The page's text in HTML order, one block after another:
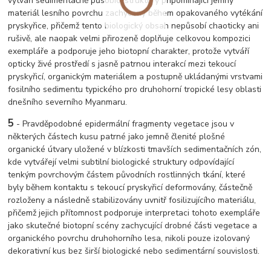
materiál lesního povrchu zachycený během opakovaného vytékání
pryskyřice, přičemž tento biologický obsah nepůsobí chaoticky ani
rušivě, ale naopak velmi přirozeně doplňuje celkovou kompozici
exempláře a podporuje jeho biotopní charakter, protože vytváří
opticky živé prostředí s jasně patrnou interakcí mezi tekoucí
pryskyřicí, organickým materiálem a postupně ukládanými vrstvami
fosilního sedimentu typického pro druhohorní tropické lesy oblasti
dnešního severního Myanmaru.
5 - Pravděpodobné epidermální fragmenty vegetace jsou v
některých částech kusu patrné jako jemně členité plošné
organické útvary uložené v blízkosti tmavších sedimentačních zón,
kde vytvářejí velmi subtilní biologické struktury odpovídající
tenkým povrchovým částem původních rostlinných tkání, které
byly během kontaktu s tekoucí pryskyřicí deformovány, částečně
rozloženy a následně stabilizovány uvnitř fosilizujícího materiálu,
přičemž jejich přítomnost podporuje interpretaci tohoto exempláře
jako skutečné biotopní scény zachycující drobné části vegetace a
organického povrchu druhohorního lesa, nikoli pouze izolovaný
dekorativní kus bez širší biologické nebo sedimentární souvislosti.